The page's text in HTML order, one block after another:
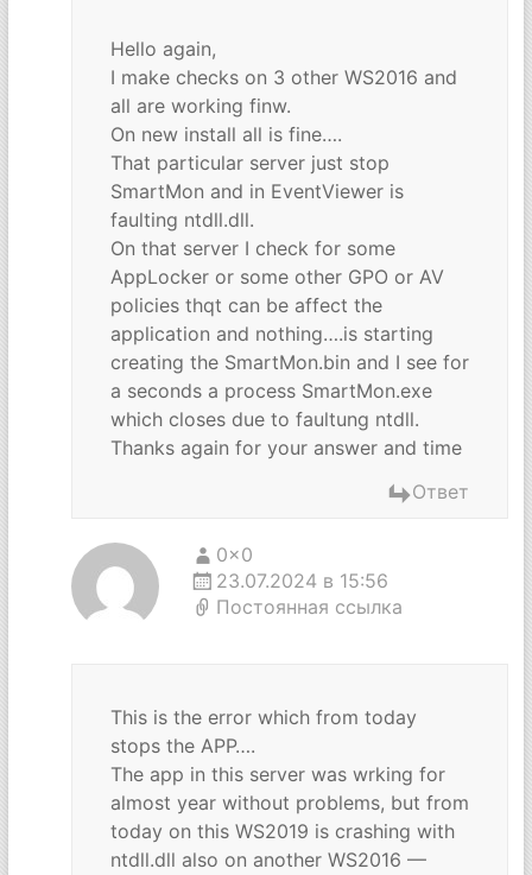
Hello again,
I make checks on 3 other WS2016 and
all are working finw.
On new install all is fine….
That particular server just stop
SmartMon and in EventViewer is
faulting ntdll.dll.
On that server I check for some
AppLocker or some other GPO or AV
policies thqt can be affect the
application and nothing….is starting
creating the SmartMon.bin and I see for
a seconds a process SmartMon.exe
which closes due to faultung ntdll.
Thanks again for your answer and time
Ответ
0x0
23.07.2024 в 15:56
Постоянная ссылка
This is the error which from today
stops the APP….
The app in this server was wrking for
almost year without problems, but from
today on this WS2019 is crashing with
ntdll.dll also on another WS2016 —